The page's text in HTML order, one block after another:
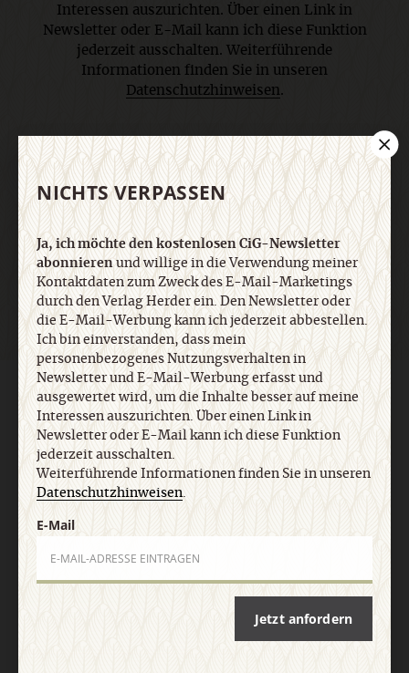
Interessen auszurichten. Über einen Link in
Newsletter oder E-Mail kann ich diese Funktion
jederzeit ausschalten. Weiterführende
Informationen finden Sie in unseren
Datenschutzhinweisen.
E-Mail
Jetzt anmelden
AGB und Widerrufsbelehrung Datenschutz
Barrierefreiheit
Impressum
Vertrag widerrufen Abo online kündigen
NICHTS VERPASSEN
Ja, ich möchte den kostenlosen CiG-Newsletter
abonnierenund willige in die Verwendung meiner
Kontaktdaten zum Zweck des E-Mail-Marketings
durch den Verlag Herder ein. Den Newsletter oder
die E-Mail-Werbung kann ich jederzeit abbestellen.
Ich bin einverstanden, dass mein
personenbezogenes Nutzungsverhalten in
Newsletter und E-Mail-Werbung erfasst und
ausgewertet wird, um die Inhalte besser auf meine
Interessen auszurichten. Über einen Link in
Newsletter oder E-Mail kann ich diese Funktion
jederzeit ausschalten.
Weiterführende Informationen finden Sie in unseren
Datenschutzhinweisen.
E-Mail
Jetzt anfordern